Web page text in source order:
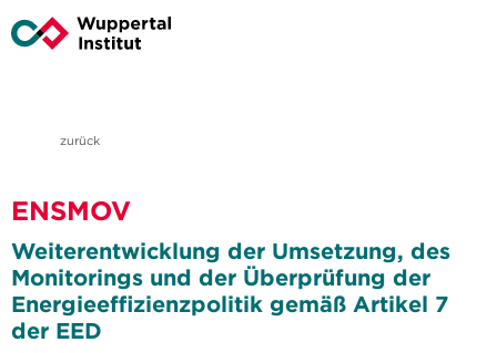
zurück
ENSMOV
Weiterentwicklung der Umsetzung, des
Monitorings und der Überprüfung der
Energieeffizienzpolitik gemäß Artikel 7
der EED